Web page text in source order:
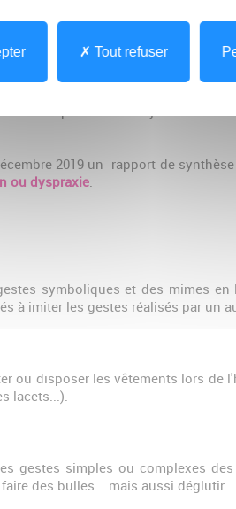
manipulations d'objets et
2019 un rapport de
ou dyspraxie.
symboliques et des mimes
à imiter les gestes réalisés par un
ou disposer les vêtements lors
lacets...).
gestes simples ou complexes
des bulles... mais aussi déglutir.
Tout refuser